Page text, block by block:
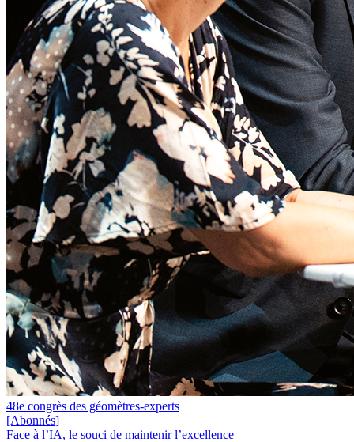
48e congrès des géomètres-experts
[Abonnés]
Face à l’IA, le souci de maintenir l’excellence